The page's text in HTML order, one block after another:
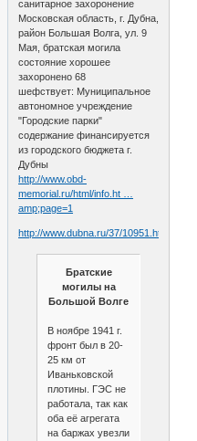
санитарное захоронение
Московская область, г. Дубна,
район Большая Волга, ул. 9
Мая, братская могила
состояние хорошее
захоронено 68
шефствует: Муниципальное
автономное учреждение
"Городские парки"
содержание финансируется
из городского бюджета г.
Дубны
http://www.obd-
memorial.ru/html/info.ht …
amp;page=1
http://www.dubna.ru/37/10951.html
Братские
могилы на
Большой Волге
В ноябре 1941 г.
фронт был в 20-
25 км от
Иваньковской
плотины. ГЭС не
работала, так как
оба её агрегата
на баржах увезли